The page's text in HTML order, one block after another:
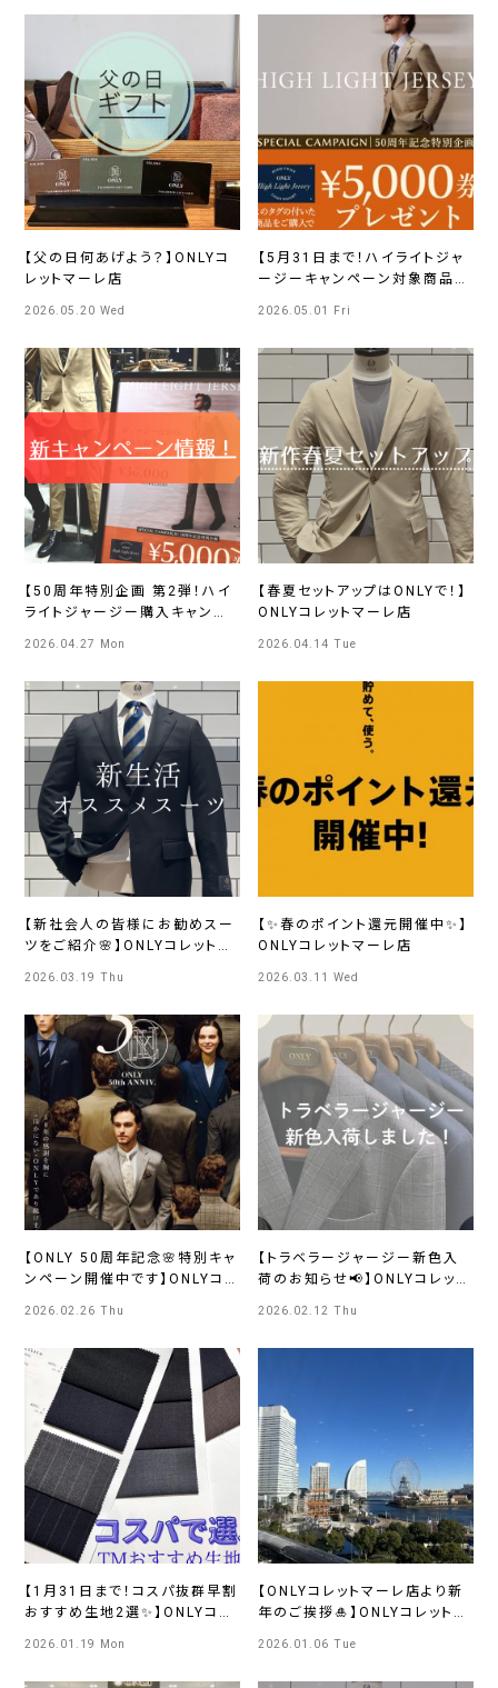
【父の日何あげよう？】ONLYコ
レットマーレ店
2026.05.20 Wed
【5月31日まで！ハイライトジャ
ージーキャンペーン対象商品ご
2026.05.01 Fri
【50周年特別企画 第2弾！ハイ
ライトジャージー購入キャンペ
2026.04.27 Mon
【春夏セットアップはONLYで！】
ONLYコレットマーレ店
2026.04.14 Tue
【新社会人の皆様にお勧めスー
ツをご紹介🌸】ONLYコレットマ
2026.03.19 Thu
【✨春のポイント還元開催中✨】
ONLYコレットマーレ店
2026.03.11 Wed
【ONLY 50周年記念🌸特別キャ
ンペーン開催中です】ONLYコレ
2026.02.26 Thu
【トラベラージャージー新色入
荷のお知らせ📢】ONLYコレット
2026.02.12 Thu
【1月31日まで！コスパ抜群早割
おすすめ生地2選✨】ONLYコレ
2026.01.19 Mon
【ONLYコレットマーレ店より新
年のご挨拶🎍】ONLYコレットマ
2026.01.06 Tue